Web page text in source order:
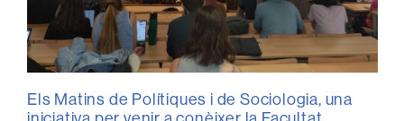
Els Matins de Polítiques i de Sociologia, una